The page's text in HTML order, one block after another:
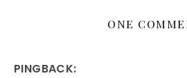
ONE
PINGBACK: